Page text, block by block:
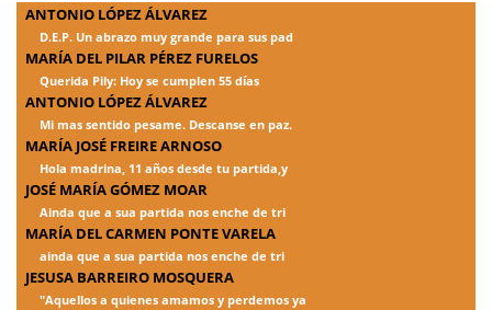
ANTONIO LÓPEZ ÁLVAREZ
D.E.P. Un abrazo muy grande para sus pad
MARÍA DEL PILAR PÉREZ FURELOS
Querida Pily: Hoy se cumplen 55 días
ANTONIO LÓPEZ ÁLVAREZ
Mi mas sentido pesame. Descanse en paz.
MARÍA JOSÉ FREIRE ARNOSO
Hola madrina, 11 años desde tu partida,y
JOSÉ MARÍA GÓMEZ MOAR
Ainda que a sua partida nos enche de tri
MARÍA DEL CARMEN PONTE VARELA
ainda que a sua partida nos enche de tri
JESUSA BARREIRO MOSQUERA
"Aquellos a quienes amamos y perdemos ya